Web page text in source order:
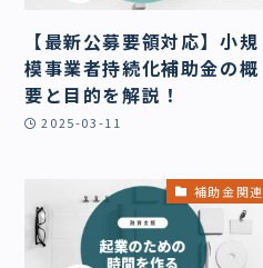
【最新公募要領対応】小規
模事業者持続化補助金の概
要と目的を解説！
2025-03-11
補助金関連